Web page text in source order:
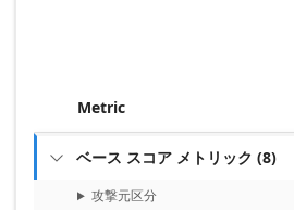
Metric
 ベース スコア メトリック (8)
攻撃元区分